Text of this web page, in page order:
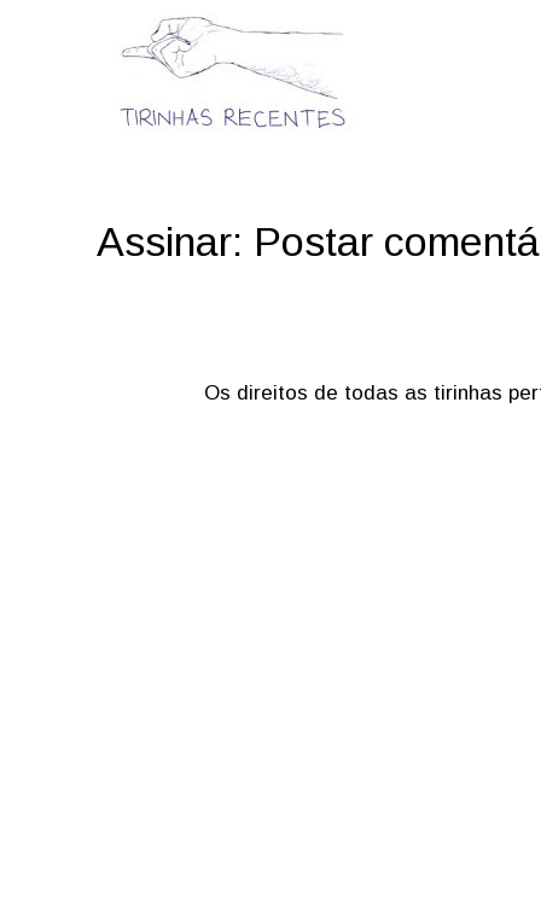
Assinar: Postar
Os direitos de todas as tirinhas